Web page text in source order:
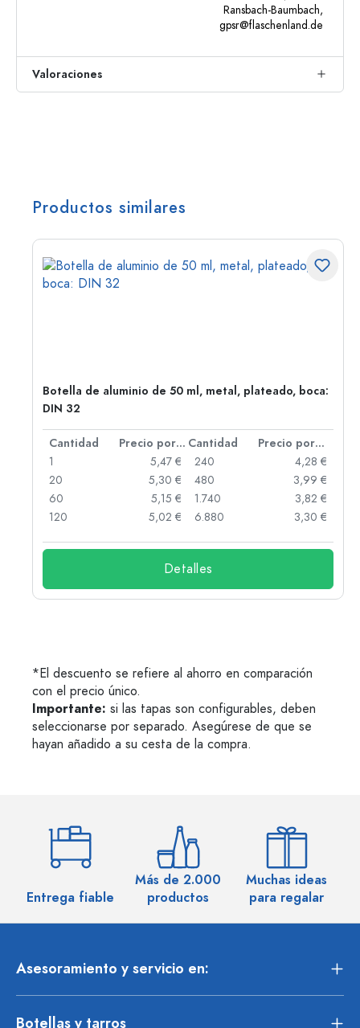
Ransbach-Baumbach,
gpsr@flaschenland.de
Valoraciones
Productos similares
Botella de aluminio de 50 ml, metal, plateado, boca:
DIN 32
Cantidad Precio por unidad Cantidad
Precio por unidad
1
5,47 €
20
5,30 €
60
5,15 €
120
5,02 €
240
4,28 €
480
3,99 €
1.740
3,82 €
6.880
3,30 €
Detalles
*El descuento se refiere al ahorro en comparación
con el precio único.
Importante: si las tapas son configurables, deben
seleccionarse por separado. Asegúrese de que se
hayan añadido a su cesta de la compra.
Entrega fiable
Más de 2.000
productos
Muchas ideas
para regalar
Asesoramiento y servicio en:
Botellas y tarros